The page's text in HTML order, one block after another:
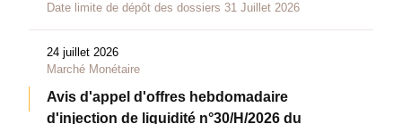
Date limite de dépôt des dossiers 31 Juillet 2026
24 juillet 2026
Marché Monétaire
Avis d'appel d'offres hebdomadaire
d'injection de liquidité n°30/H/2026 du